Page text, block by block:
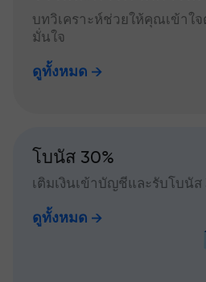
บทวิเคราะห์ช่วยให้คุณเข้าใจ
มั่นใจ
ดูทั้งหมด
โบนัส 30%
เติมเงินเข้าบัญชีและรับโบนัส
ดูทั้งหมด